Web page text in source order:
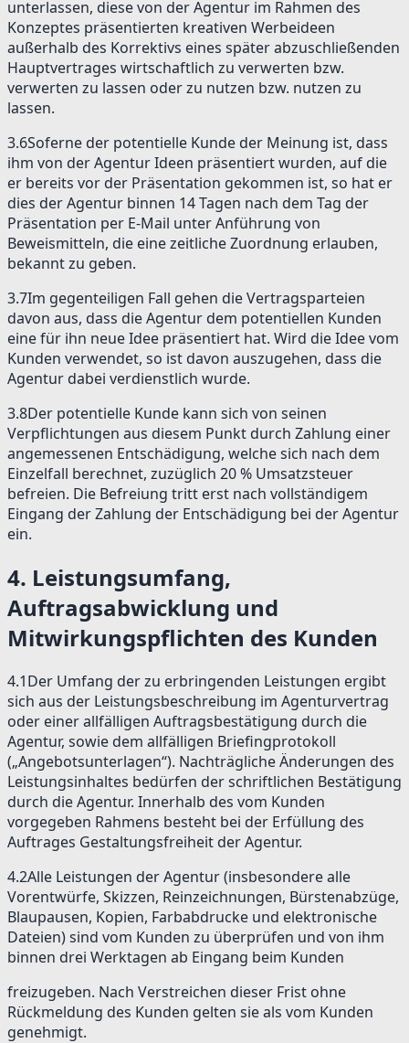
unterlassen, diese von der Agentur im Rahmen des
Konzeptes präsentierten kreativen Werbeideen
außerhalb des Korrektivs eines später abzuschließenden
Hauptvertrages wirtschaftlich zu verwerten bzw.
verwerten zu lassen oder zu nutzen bzw. nutzen zu
lassen.
3.6Soferne der potentielle Kunde der Meinung ist, dass
ihm von der Agentur Ideen präsentiert wurden, auf die
er bereits vor der Präsentation gekommen ist, so hat er
dies der Agentur binnen 14 Tagen nach dem Tag der
Präsentation per E-Mail unter Anführung von
Beweismitteln, die eine zeitliche Zuordnung erlauben,
bekannt zu geben.
3.7Im gegenteiligen Fall gehen die Vertragsparteien
davon aus, dass die Agentur dem potentiellen Kunden
eine für ihn neue Idee präsentiert hat. Wird die Idee vom
Kunden verwendet, so ist davon auszugehen, dass die
Agentur dabei verdienstlich wurde.
3.8Der potentielle Kunde kann sich von seinen
Verpflichtungen aus diesem Punkt durch Zahlung einer
angemessenen Entschädigung, welche sich nach dem
Einzelfall berechnet, zuzüglich 20 % Umsatzsteuer
befreien. Die Befreiung tritt erst nach vollständigem
Eingang der Zahlung der Entschädigung bei der Agentur
ein.
4. Leistungsumfang,
Auftragsabwicklung und
Mitwirkungspflichten des Kunden
4.1Der Umfang der zu erbringenden Leistungen ergibt
sich aus der Leistungsbeschreibung im Agenturvertrag
oder einer allfälligen Auftragsbestätigung durch die
Agentur, sowie dem allfälligen Briefingprotokoll
(„Angebotsunterlagen“). Nachträgliche Änderungen des
Leistungsinhaltes bedürfen der schriftlichen Bestätigung
durch die Agentur. Innerhalb des vom Kunden
vorgegeben Rahmens besteht bei der Erfüllung des
Auftrages Gestaltungsfreiheit der Agentur.
4.2Alle Leistungen der Agentur (insbesondere alle
Vorentwürfe, Skizzen, Reinzeichnungen, Bürstenabzüge,
Blaupausen, Kopien, Farbabdrucke und elektronische
Dateien) sind vom Kunden zu überprüfen und von ihm
binnen drei Werktagen ab Eingang beim Kunden
freizugeben. Nach Verstreichen dieser Frist ohne
Rückmeldung des Kunden gelten sie als vom Kunden
genehmigt.